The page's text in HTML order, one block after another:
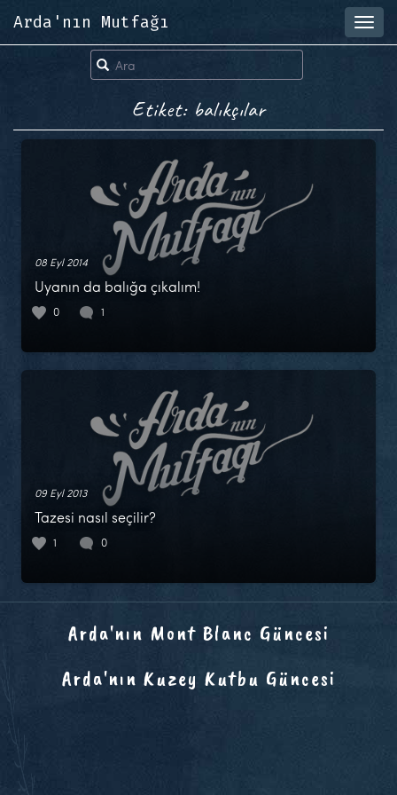
Arda'nın Mutfağı
Etiket: balıkçılar
08 Eyl 2014
Uyanın da balığa çıkalım!
0 1
09 Eyl 2013
Tazesi nasıl seçilir?
1 0
Arda'nın Mont Blanc Güncesi
Arda'nın Kuzey Kutbu Güncesi